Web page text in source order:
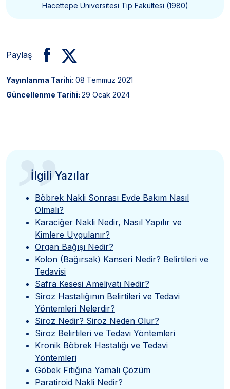
Hacettepe Üniversitesi Tıp Fakültesi (1980)
Paylaş
Yayınlanma Tarihi: 08 Temmuz 2021
Güncellenme Tarihi: 29 Ocak 2024
”
İlgili Yazılar
Böbrek Nakli Sonrası Evde Bakım Nasıl
Olmalı?
Karaciğer Nakli Nedir, Nasıl Yapılır ve
Kimlere Uygulanır?
Organ Bağışı Nedir?
Kolon (Bağırsak) Kanseri Nedir? Belirtileri ve
Tedavisi
Safra Kesesi Ameliyatı Nedir?
Siroz Hastalığının Belirtileri ve Tedavi
Yöntemleri Nelerdir?
Siroz Nedir? Siroz Neden Olur?
Siroz Belirtileri ve Tedavi Yöntemleri
Kronik Böbrek Hastalığı ve Tedavi
Yöntemleri
Göbek Fıtığına Yamalı Çözüm
Paratiroid Nakli Nedir?